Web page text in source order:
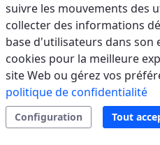
suivre les mouvements des
collecter des informations
base d'utilisateurs dans son
cookies pour la meilleure
site Web ou gérez vos
politique de confidentialité
Configuration Tout